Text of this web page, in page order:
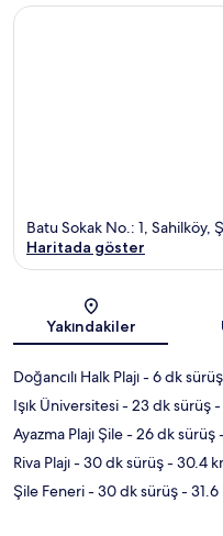
Batu Sokak No.: 1,
Haritada göster
Yakındakiler
Doğancılı Halk Plajı- 6 dk sürüş
Işık Üniversitesi- 23 dk sürüş-
Ayazma Plajı Şile- 26 dk sürüş
Riva Plajı- 30 dk sürüş- 30.4
Şile Feneri- 30 dk sürüş- 31.6